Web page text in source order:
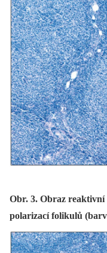
Obr. 3. Obraz
polarizací folikulů